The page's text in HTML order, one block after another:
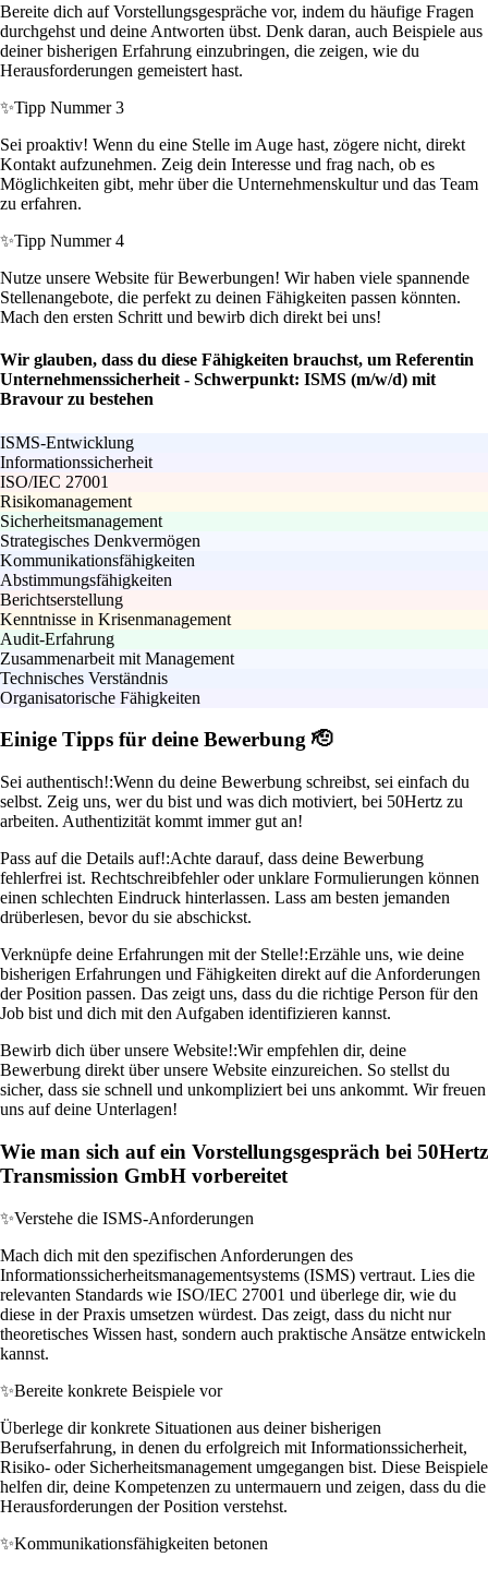
Bereite dich auf Vorstellungsgespräche vor, indem du häufige Fragen
durchgehst und deine Antworten übst. Denk daran, auch Beispiele aus
deiner bisherigen Erfahrung einzubringen, die zeigen, wie du
Herausforderungen gemeistert hast.
✨Tipp Nummer 3
Sei proaktiv! Wenn du eine Stelle im Auge hast, zögere nicht, direkt
Kontakt aufzunehmen. Zeig dein Interesse und frag nach, ob es
Möglichkeiten gibt, mehr über die Unternehmenskultur und das Team
zu erfahren.
✨Tipp Nummer 4
Nutze unsere Website für Bewerbungen! Wir haben viele spannende
Stellenangebote, die perfekt zu deinen Fähigkeiten passen könnten.
Mach den ersten Schritt und bewirb dich direkt bei uns!
Wir glauben, dass du diese Fähigkeiten brauchst, um Referentin
Unternehmenssicherheit - Schwerpunkt: ISMS (m/w/d) mit
Bravour zu bestehen
ISMS-Entwicklung
Informationssicherheit
ISO/IEC 27001
Risikomanagement
Sicherheitsmanagement
Strategisches Denkvermögen
Kommunikationsfähigkeiten
Abstimmungsfähigkeiten
Berichtserstellung
Kenntnisse in Krisenmanagement
Audit-Erfahrung
Zusammenarbeit mit Management
Technisches Verständnis
Organisatorische Fähigkeiten
Einige Tipps für deine Bewerbung 🫡
Sei authentisch!:Wenn du deine Bewerbung schreibst, sei einfach du
selbst. Zeig uns, wer du bist und was dich motiviert, bei 50Hertz zu
arbeiten. Authentizität kommt immer gut an!
Pass auf die Details auf!:Achte darauf, dass deine Bewerbung
fehlerfrei ist. Rechtschreibfehler oder unklare Formulierungen können
einen schlechten Eindruck hinterlassen. Lass am besten jemanden
drüberlesen, bevor du sie abschickst.
Verknüpfe deine Erfahrungen mit der Stelle!:Erzähle uns, wie deine
bisherigen Erfahrungen und Fähigkeiten direkt auf die Anforderungen
der Position passen. Das zeigt uns, dass du die richtige Person für den
Job bist und dich mit den Aufgaben identifizieren kannst.
Bewirb dich über unsere Website!:Wir empfehlen dir, deine
Bewerbung direkt über unsere Website einzureichen. So stellst du
sicher, dass sie schnell und unkompliziert bei uns ankommt. Wir freuen
uns auf deine Unterlagen!
Wie man sich auf ein Vorstellungsgespräch bei 50Hertz
Transmission GmbH vorbereitet
✨Verstehe die ISMS-Anforderungen
Mach dich mit den spezifischen Anforderungen des
Informationssicherheitsmanagementsystems (ISMS) vertraut. Lies die
relevanten Standards wie ISO/IEC 27001 und überlege dir, wie du
diese in der Praxis umsetzen würdest. Das zeigt, dass du nicht nur
theoretisches Wissen hast, sondern auch praktische Ansätze entwickeln
kannst.
✨Bereite konkrete Beispiele vor
Überlege dir konkrete Situationen aus deiner bisherigen
Berufserfahrung, in denen du erfolgreich mit Informationssicherheit,
Risiko- oder Sicherheitsmanagement umgegangen bist. Diese Beispiele
helfen dir, deine Kompetenzen zu untermauern und zeigen, dass du die
Herausforderungen der Position verstehst.
✨Kommunikationsfähigkeiten betonen